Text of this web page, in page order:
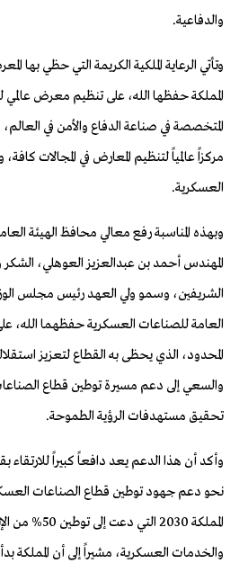
والدفاعية.
وتأتي الرعاية الملكية الكريمة التي حظي بها
المملكة حفظها الله، على تنظيم معرض
المتخصصة في صناعة الدفاع والأمن في العالم،
مركزاً عالمياً لتنظيم المعارض في المجالات
العسكرية.
وبهذه المناسبة رفع معالي محافظ الهيئة
المهندس أحمد بن عبدالعزيز العوهلي، الشكر
الشريفين، وسمو ولي العهد رئيس مجلس
العامة للصناعات العسكرية حفظهما الله،
المحدود، الذي يحظى به القطاع لتعزيز
والسعي إلى دعم مسيرة توطين قطاع
تحقيق مستهدفات الرؤية الطموحة.
وأكد أن هذا الدعم يعد دافعاً كبيراً للارتقاء
نحو دعم جهود توطين قطاع الصناعات
المملكة 2030
والخدمات العسكرية، مشيراً إلى أن المملكة